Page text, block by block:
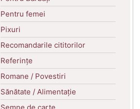
Pentru femei
Pixuri
Recomandarile cititorilor
Referințe
Romane / Povestiri
Sănătate / Alimentație
Semne de carte